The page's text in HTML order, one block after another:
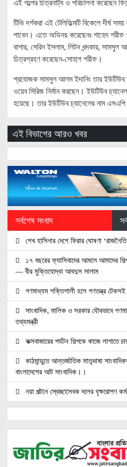
এই গল্পের চিত্রনাট্য ও পরিচালনা করেছেন
টিভি দর্শকরা এই টেলিফিল্মটি বিকেলে দীর্ঘ
পাবেন। এতে অভিনয় করেছেনঃ শাহেদ শরীফ
বাশার, সেরিন ইসলাম, লিটন খন্দকার,
চিত্রগ্রহণ করেছেন-সোহাগ শরীফ।
প্রযোজক সামসুল আলম ইদানিং তার ইউটিউব
ওয়েব সিরিজ নির্মান করছেন। ইউটিউব
হয়েছে। তার ইউটিউব চ্যানেলের নাম এসএপি
এই বিভাগের আরও খবর
সর্বশেষ সংবাদ
শেখ হাসিনার দেশে ফিরার ঘোষণা
১৭ বছরের ফ্যাসিবাদের আমলে আমাদের
— বীর মুক্তিযোদ্ধা আবদুস সালাম
গণমাধ্যম শক্তিশালী হলে গণতন্ত্র
সাংবাদিক, মালিক ও সরকার যৌথভাবে
তথ্যমন্ত্রী
কক্সবাজারের পর্যটন শিল্পকে কাজে লাগাতে
কাঠমান্ডুতে আন্তর্জাতিক মাতৃভাষা
বাংলাদেশের আট সাংবাদিক।।
নয়া পল্টনে স্বেচ্ছাসেবক দলের বৃক্ষরোপণ
বেসামরিক দায়িত্ব নেওয়ার পর প্রথম